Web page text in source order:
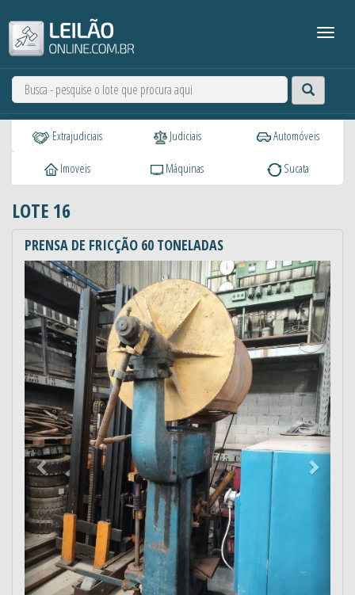
Extrajudiciais Judiciais Automóveis
Imoveis Máquinas Sucata
LOTE 16
PRENSA DE FRICÇÃO 60 TONELADAS
Anterior